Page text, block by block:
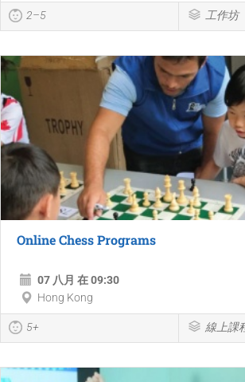
2–5 工作坊
Online Chess Programs
07 八月 在 09:30
Hong Kong
5+ 線上課